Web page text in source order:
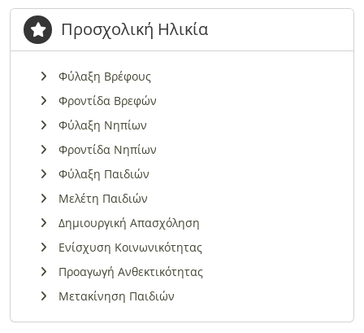
Προσχολική Ηλικία
Φύλαξη Βρέφους
Φροντίδα Βρεφών
Φύλαξη Νηπίων
Φροντίδα Νηπίων
Φύλαξη Παιδιών
Μελέτη Παιδιών
Δημιουργική Απασχόληση
Ενίσχυση Κοινωνικότητας
Προαγωγή Ανθεκτικότητας
Μετακίνηση Παιδιών